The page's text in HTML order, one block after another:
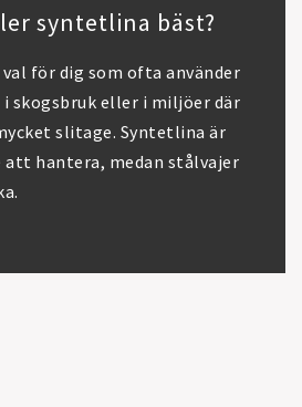
syntetlina bäst?
för dig som ofta använder
skogsbruk eller i miljöer där
slitage. Syntetlina är
hantera, medan stålvajer